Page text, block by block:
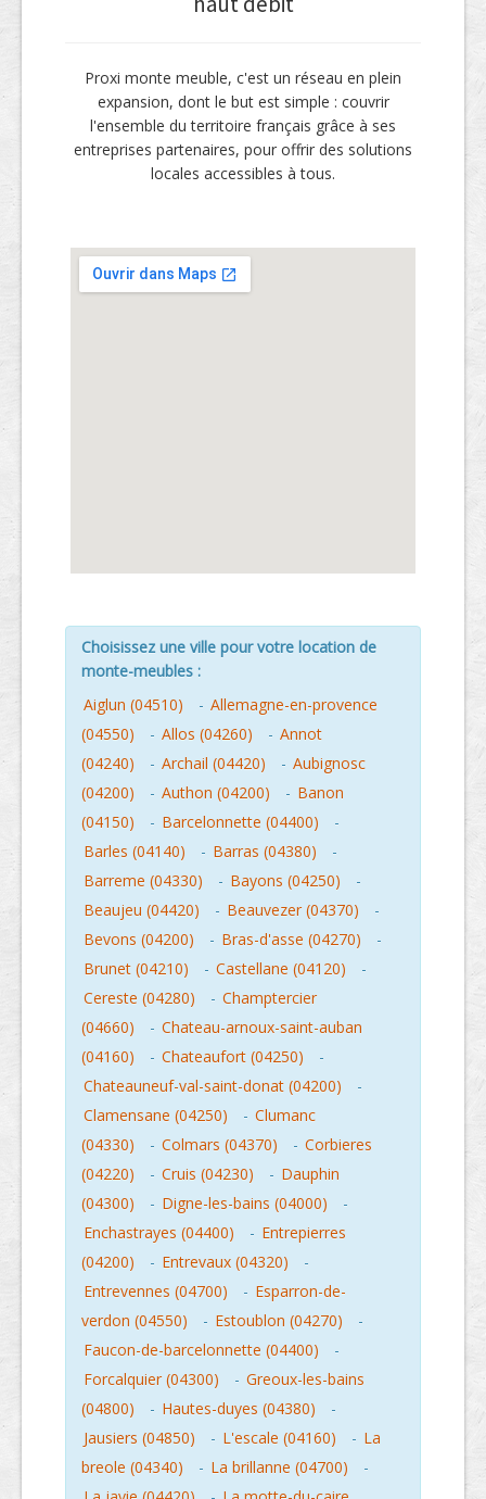
Proxi monte meuble, c'est un réseau en plein
expansion, dont le but est simple : couvrir
l'ensemble du territoire français grâce à ses
entreprises partenaires, pour offrir des solutions
locales accessibles à tous.
Choisissez une ville pour votre location de
monte-meubles :
Aiglun (04510)
- Allemagne-en-provence
(04550)
- Allos (04260) - Annot
(04240)
- Archail (04420) - Aubignosc
(04200)
- Authon (04200) - Banon
(04150)
- Barcelonnette (04400)
-
Barles (04140)
- Barras (04380)
-
Barreme (04330)
- Bayons (04250)
-
Beaujeu (04420)
- Beauvezer (04370)
-
Bevons (04200)
- Bras-d'asse (04270)
-
Brunet (04210)
- Castellane (04120)
-
Cereste (04280)
- Champtercier
(04660)
- Chateau-arnoux-saint-auban
(04160)
- Chateaufort (04250)
-
Chateauneuf-val-saint-donat (04200)
-
Clamensane (04250)
- Clumanc
(04330)
- Colmars (04370) - Corbieres
(04220)
- Cruis (04230) - Dauphin
(04300)
- Digne-les-bains (04000)
-
Enchastrayes (04400)
- Entrepierres
(04200)
- Entrevaux (04320)
-
Entrevennes (04700)
- Esparron-de-
verdon (04550)
- Estoublon (04270)
-
Faucon-de-barcelonnette (04400)
-
Forcalquier (04300)
- Greoux-les-bains
(04800)
- Hautes-duyes (04380)
-
Jausiers (04850)
- L'escale (04160) - La
breole (04340)
- La brillanne (04700)
-